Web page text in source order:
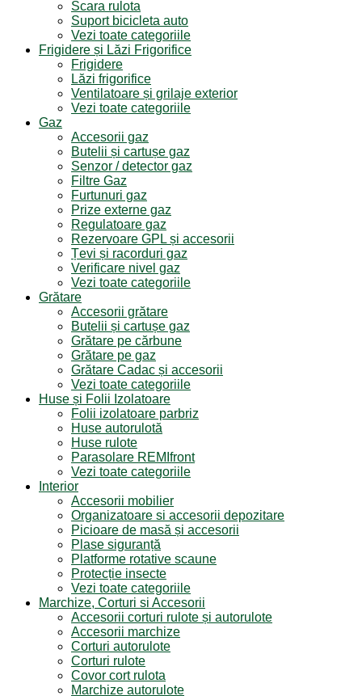
Scara rulota
Suport bicicleta auto
Vezi toate categoriile
Frigidere și Lăzi Frigorifice
Frigidere
Lăzi frigorifice
Ventilatoare și grilaje exterior
Vezi toate categoriile
Gaz
Accesorii gaz
Butelii și cartușe gaz
Senzor / detector gaz
Filtre Gaz
Furtunuri gaz
Prize externe gaz
Regulatoare gaz
Rezervoare GPL și accesorii
Țevi și racorduri gaz
Verificare nivel gaz
Vezi toate categoriile
Grătare
Accesorii grătare
Butelii și cartușe gaz
Grătare pe cărbune
Grătare pe gaz
Grătare Cadac și accesorii
Vezi toate categoriile
Huse și Folii Izolatoare
Folii izolatoare parbriz
Huse autorulotă
Huse rulote
Parasolare REMIfront
Vezi toate categoriile
Interior
Accesorii mobilier
Organizatoare si accesorii depozitare
Picioare de masă și accesorii
Plase siguranță
Platforme rotative scaune
Protecție insecte
Vezi toate categoriile
Marchize, Corturi si Accesorii
Accesorii corturi rulote și autorulote
Accesorii marchize
Corturi autorulote
Corturi rulote
Covor cort rulota
Marchize autorulote